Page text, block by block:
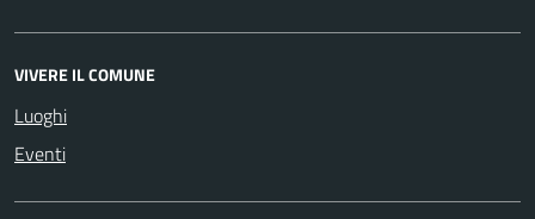
VIVERE IL COMUNE
Luoghi
Eventi